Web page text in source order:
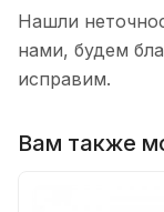
Нашли
нами, будем
исправим.
Вам также